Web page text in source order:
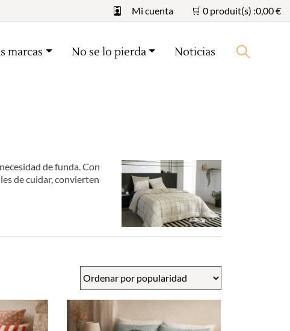
Mi cuenta 🛒 0 produit(s) :0,00€
marcas No se lo pierda Noticias
de funda. Con
de cuidar, convierten